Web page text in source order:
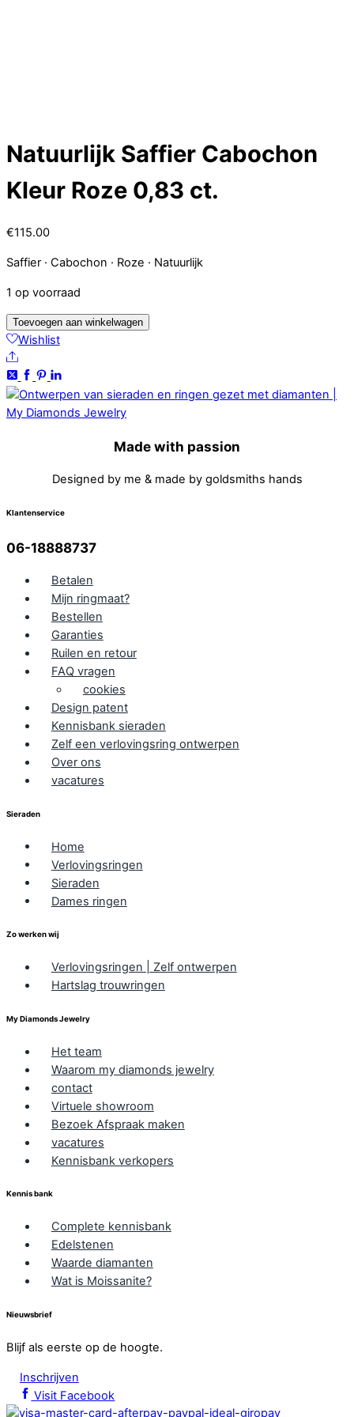
Natuurlijk Saffier Cabochon
Kleur Roze 0,83 ct.
€115.00
Saffier · Cabochon · Roze · Natuurlijk
1 op voorraad
Natuurlijk
Saffier
Cabochon
Kleur
Roze
0,83
Toevoegen aan winkelwagen
Wishlist
Share
Made with passion
Designed by me & made by goldsmiths hands
Klantenservice
06-18888737
Betalen
Mijn ringmaat?
Bestellen
Garanties
Ruilen en retour
FAQ vragen
cookies
Design patent
Kennisbank sieraden
Zelf een verlovingsring ontwerpen
Over ons
vacatures
Sieraden
Home
Verlovingsringen
Sieraden
Dames ringen
Zo werken wij
Verlovingsringen | Zelf ontwerpen
Hartslag trouwringen
My Diamonds Jewelry
Het team
Waarom my diamonds jewelry
contact
Virtuele showroom
Bezoek Afspraak maken
vacatures
Kennisbank verkopers
Kennis bank
Complete kennisbank
Edelstenen
Waarde diamanten
Wat is Moissanite?
Nieuwsbrief
Blijf als eerste op de hoogte.
Inschrijven
Visit Facebook